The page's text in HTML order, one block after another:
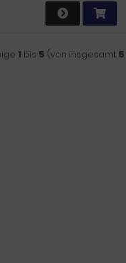
1 bis 5 (von insgesamt 5